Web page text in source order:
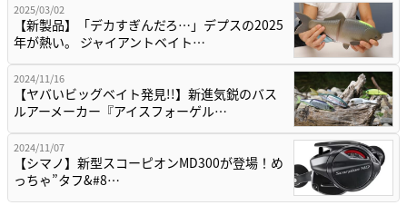
2025/03/02
【新製品】「デカすぎんだろ…」デプスの2025
年が熱い。 ジャイアントベイト…
2024/11/16
【ヤバいビッグベイト発見!!】新進気鋭のバス
ルアーメーカー『アイスフォーゲル…
2024/11/07
【シマノ】新型スコーピオンMD300が登場！め
っちゃ”タフ&#8…